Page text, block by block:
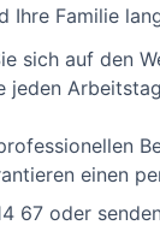
Ihre Familie
sich auf den
jeden
einen
67 oder